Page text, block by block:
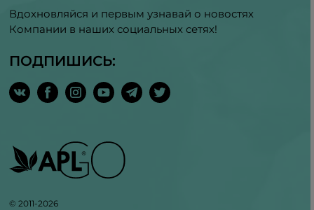
Вдохновляйся и первым узнавай о новостях
Компании в наших социальных сетях!
ПОДПИШИСЬ:
© 2011-2026